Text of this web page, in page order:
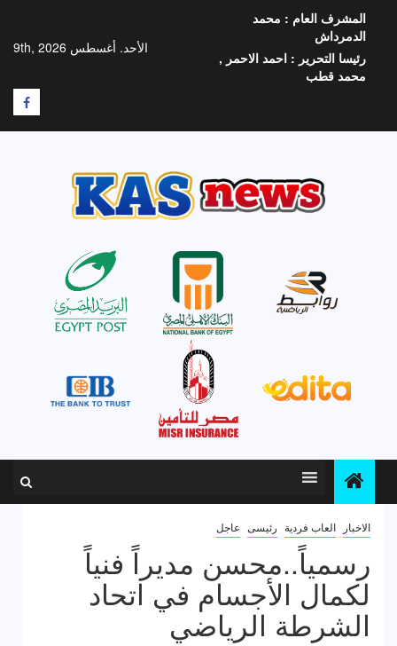
المحتوى
الأحد. أغسطس 9th, 2026
المشرف العام : محمد
الدمرداش
رئيسا التحرير : احمد الاحمر ,
محمد قطب
F
الاخبار العاب فردية رئيسى عاجل
رسمياً..محسن مديراً فنياً
لكمال الأجسام في اتحاد
الشرطة الرياضي